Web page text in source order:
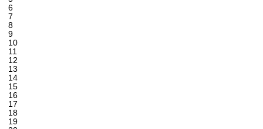
6
7
8
9
10
11
12
13
14
15
16
17
18
19